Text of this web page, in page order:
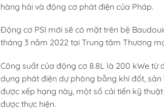
hàng hải và động cơ phát điện của Pháp.
Động cơ PSI mới sẽ có mặt trên bệ
tháng 3 năm 2022 tại Trung tâm Thương
Công suất của động cơ 8.8L là 200 kWe từ
dụng phát điện dự phòng bằng khí đốt,
được xếp hạng này, một số cải tiến kỹ
được thực hiện.